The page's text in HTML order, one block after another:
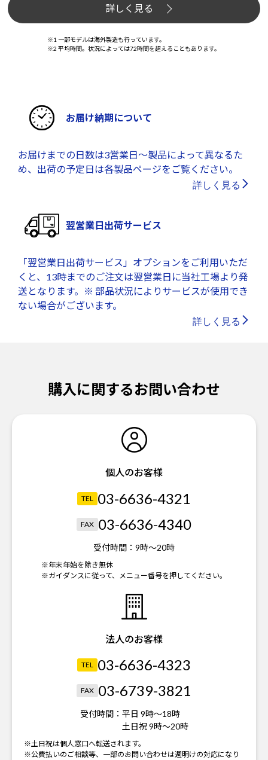
詳しく見る
※1 一部モデルは海外製造も行っています。
※2 平均時間。状況によっては72時間を超えることもあります。
お届け納期について
お届けまでの日数は3営業日～製品によって異なるた
め、出荷の予定日は各製品ページをご覧ください。
詳しく見る
翌営業日出荷サービス
「翌営業日出荷サービス」オプションをご利用いただ
くと、13時までのご注文は翌営業日に当社工場より発
送となります。※ 部品状況によりサービスが使用でき
ない場合がございます。
詳しく見る
購入に関するお問い合わせ
個人のお客様
TEL 03-6636-4321
FAX 03-6636-4340
受付時間： 9時～20時
※年末年始を除き無休
※ガイダンスに従って、メニュー番号を押してください。
法人のお客様
TEL 03-6636-4323
FAX 03-6739-3821
受付時間： 平日 9時～18時
土日祝 9時～20時
※土日祝は個人窓口へ転送されます。
※公費払いのご相談等、一部のお問い合わせは週明けの対応になり